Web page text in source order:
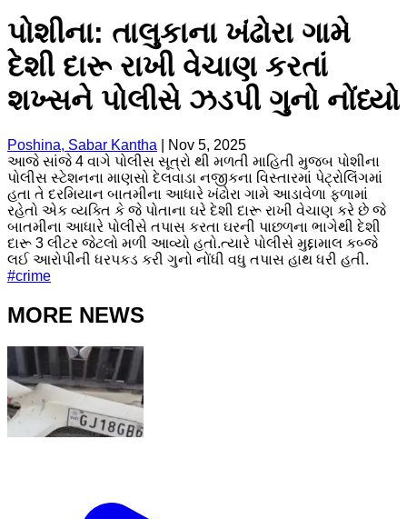
પોશીના: તાલુકાના ખંઢોરા ગામે
દેશી દારૂ રાખી વેચાણ કરતાં
શખ્સને પોલીસે ઝડપી ગુનો નોંધ્યો
Poshina, Sabar Kantha
Nov 5, 2025
આજે સાંજે 4 વાગે પોલીસ સૂત્રો થી મળતી માહિતી મુજબ પોશીના
પોલીસ સ્ટેશનના માણસો દેલવાડા નજીકના વિસ્તારમાં પેટ્રોલિંગમાં
હતા તે દરમિયાન બાતમીના આધારે ખંઢોરા ગામે આડાવેળા ફળામાં
રહેતો એક વ્યક્તિ કે જે પોતાના ઘરે દેશી દારૂ રાખી વેચાણ કરે છે જે
બાતમીના આધારે પોલીસે તપાસ કરતા ઘરની પાછળના ભાગેથી દેશી
દારૂ 3 લીટર જેટલો મળી આવ્યો હતો.ત્યારે પોલીસે મુદ્દામાલ કબ્જે
લઈ આરોપીની ધરપકડ કરી ગુનો નોંધી વધુ તપાસ હાથ ધરી હતી.
#crime
MORE NEWS